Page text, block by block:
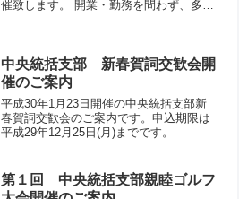
催致します。 開業・勤務を問わず、多く
中央統括支部 新春賀詞交歓会開
催のご案内
平成30年1月23日開催の中央統括支部新
春賀詞交歓会のご案内です。申込期限は
平成29年12月25日(月)までです。
第１回 中央統括支部親睦ゴルフ